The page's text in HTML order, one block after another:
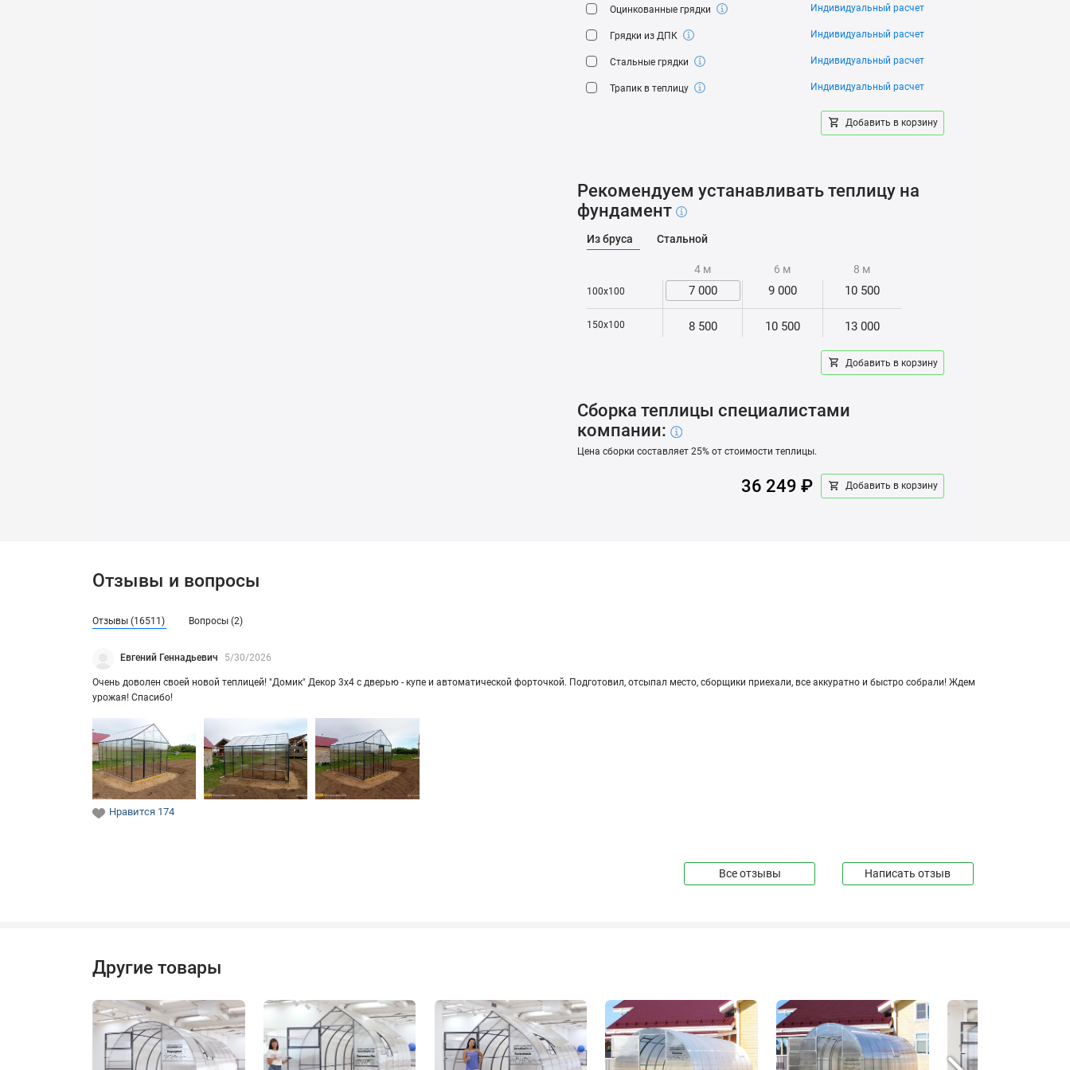
Оцинкованные грядки Индивидуальный расчет
Грядки из ДПК Индивидуальный расчет
Стальные грядки Индивидуальный расчет
Трапик в теплицу Индивидуальный расчет
Добавить в корзину
Рекомендуем устанавливать теплицу на
фундамент
Из бруса Стальной
4 м 6 м 8 м
100x100 7 000 9 000 10 500
150x100 8 500 10 500 13 000
Добавить в корзину
Сборка теплицы специалистами
компании:
Цена сборки составляет 25% от стоимости теплицы.
36 249 ₽ Добавить в корзину
Отзывы и вопросы
Отзывы (16511) Вопросы (2)
Евгений Геннадьевич 5/30/2026
Очень до­во­лен своей новой теп­ли­цей! "Домик" Декор 3х4 с две­рью - купе и ав­то­ма­ти­че­ской фор­точ­кой. Под­го­то­вил, от­сы­пал место, сбор­щи­ки при­е­ха­ли, все ак­ку­рат­но и быст­ро со­бра­ли! Ждем
уро­жая! Спа­си­бо!
Нравится 174
Написать отзыв
Все отзывы
Другие товары